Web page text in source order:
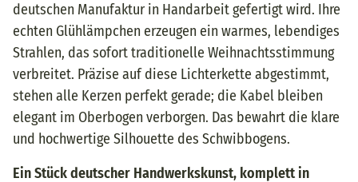
deutschen Manufaktur in Handarbeit gefertigt wird. Ihre
echten Glühlämpchen erzeugen ein warmes, lebendiges
Strahlen, das sofort traditionelle Weihnachtsstimmung
verbreitet. Präzise auf diese Lichterkette abgestimmt,
stehen alle Kerzen perfekt gerade; die Kabel bleiben
elegant im Oberbogen verborgen. Das bewahrt die klare
und hochwertige Silhouette des Schwibbogens.
Ein Stück deutscher Handwerkskunst, komplett in